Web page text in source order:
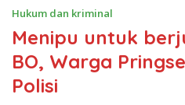
Hukum dan kriminal
Menipu untuk
BO, Warga
Polisi